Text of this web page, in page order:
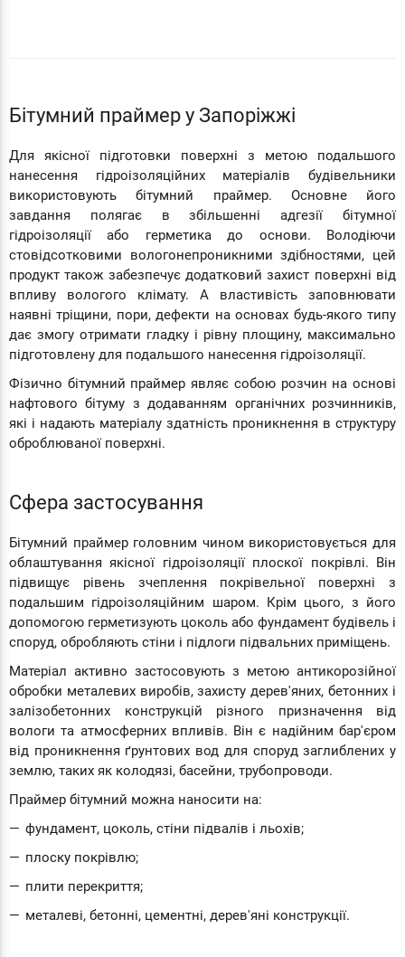
Бітумний праймер у Запоріжжі
Для якісної підготовки поверхні з метою подальшого
нанесення гідроізоляційних матеріалів будівельники
використовують бітумний праймер. Основне його
завдання полягає в збільшенні адгезії бітумної
гідроізоляції або герметика до основи. Володіючи
стовідсотковими вологонепроникними здібностями, цей
продукт також забезпечує додатковий захист поверхні від
впливу вологого клімату. А властивість заповнювати
наявні тріщини, пори, дефекти на основах будь-якого типу
дає змогу отримати гладку і рівну площину, максимально
підготовлену для подальшого нанесення гідроізоляції.
Фізично бітумний праймер являє собою розчин на основі
нафтового бітуму з додаванням органічних розчинників,
які і надають матеріалу здатність проникнення в структуру
оброблюваної поверхні.
Сфера застосування
Бітумний праймер головним чином використовується для
облаштування якісної гідроізоляції плоскої покрівлі. Він
підвищує рівень зчеплення покрівельної поверхні з
подальшим гідроізоляційним шаром. Крім цього, з його
допомогою герметизують цоколь або фундамент будівель і
споруд, обробляють стіни і підлоги підвальних приміщень.
Матеріал активно застосовують з метою антикорозійної
обробки металевих виробів, захисту дерев'яних, бетонних і
залізобетонних конструкцій різного призначення від
вологи та атмосферних впливів. Він є надійним бар'єром
від проникнення ґрунтових вод для споруд заглиблених у
землю, таких як колодязі, басейни, трубопроводи.
Праймер бітумний можна наносити на:
фундамент, цоколь, стіни підвалів і льохів;
плоску покрівлю;
плити перекриття;
металеві, бетонні, цементні, дерев'яні конструкції.